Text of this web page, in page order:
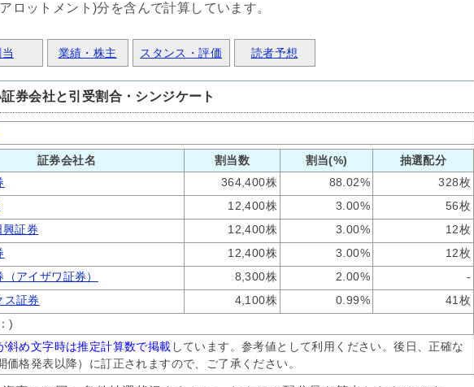
ロットメント)分を含んで計算しています。
業績・株主 スタンス・評価 読者予想
券会社と引受割合・シンジケート
証券会社名 割当数 割当(%)
抽選配分
364,400株 88.02%
328枚
12,400株 3.00%
56枚
興証券
12,400株 3.00%
12枚
12,400株 3.00%
12枚
アイザワ証券）
8,300株 2.00%
-
ス証券
4,100株 0.99%
41枚
)
斜め文字時は推定計算数で掲載 しています。参考値として利用ください。後日、正確な
価格発表以降）に訂正されますので、ご了承ください。